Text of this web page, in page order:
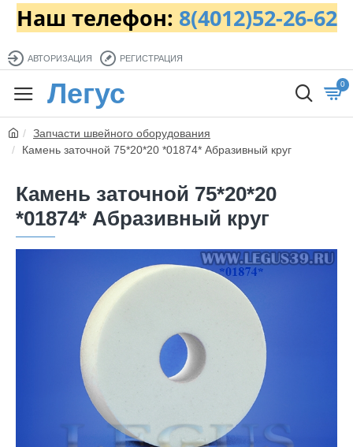
Наш телефон: 8(4012)52-26-62
АВТОРИЗАЦИЯ РЕГИСТРАЦИЯ
Легус 0
Запчасти швейного оборудования
Камень заточной 75*20*20 *01874* Абразивный круг
Камень заточной 75*20*20
*01874* Абразивный круг